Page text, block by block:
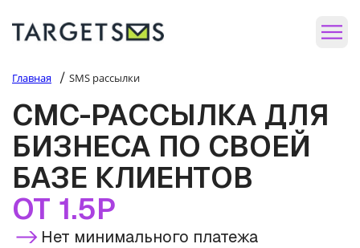
Главная / SMS рассылки
СМС-РАССЫЛКА ДЛЯ
БИЗНЕСА ПО СВОЕЙ
БАЗЕ КЛИЕНТОВ
ОТ 1.5Р
Нет минимального платежа